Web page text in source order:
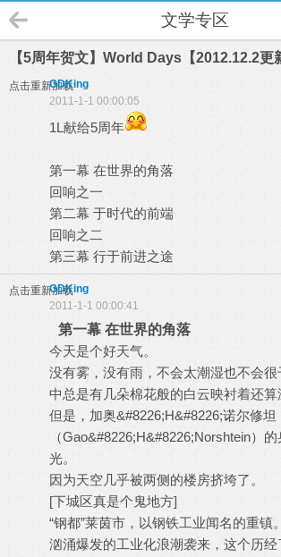
文学专区
【5周年贺文】World Days【2012.12.2更
点击重新加载
GDKing
2011-1-1 00:00:05
1L献给5周年
第一幕 在世界的角落
回响之一
第二幕 于时代的前端
回响之二
第三幕 行于前进之途
点击重新加载
GDKing
2011-1-1 00:00:41
第一幕 在世界的角落
今天是个好天气。
没有雾，没有雨，不会太潮湿也不会
中总是有几朵棉花般的白云映衬着还算
但是，加奥&#8226;H&#8226;诺尔修坦
（Gao&#8226;H&#8226;Norshtein）
光。
因为天空几乎被两侧的楼房挤垮了。
[下城区真是个鬼地方]
“钢都”莱茵市，以钢铁工业闻名的重镇
汹涌爆发的工业化浪潮袭来，这个历